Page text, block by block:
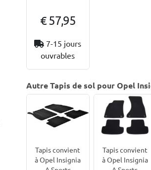
€ 57,95
7-15 jours
ouvrables
Autre Tapis de sol pour Opel
Tapis convient
à Opel Insignia
Tapis convient
à Opel Insignia